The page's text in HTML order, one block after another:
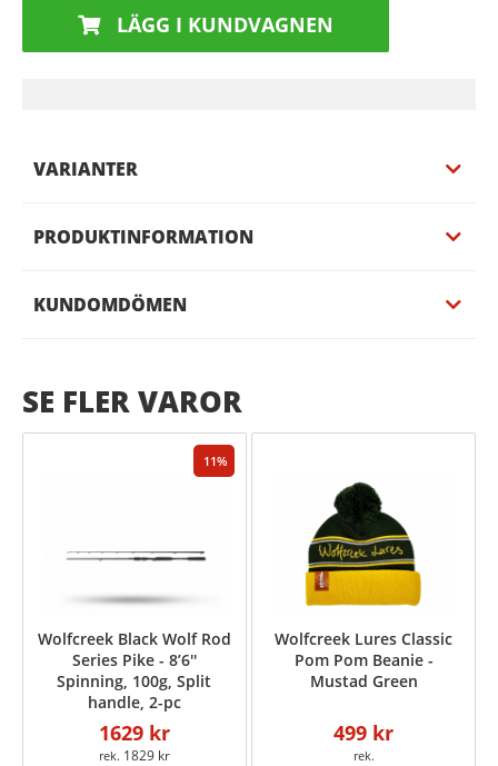
LÄGG I KUNDVAGNEN
VARIANTER
PRODUKTINFORMATION
KUNDOMDÖMEN
SE FLER VAROR
11
Wolfcreek Black Wolf Rod
Series Pike - 8’6''
Spinning, 100g, Split
handle, 2-pc
1629 kr
1829 kr
Wolfcreek Lures Classic
Pom Pom Beanie -
Mustad Green
499 kr